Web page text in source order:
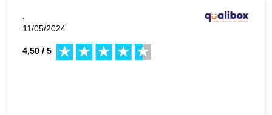
.
11/05/2024
4,50 / 5